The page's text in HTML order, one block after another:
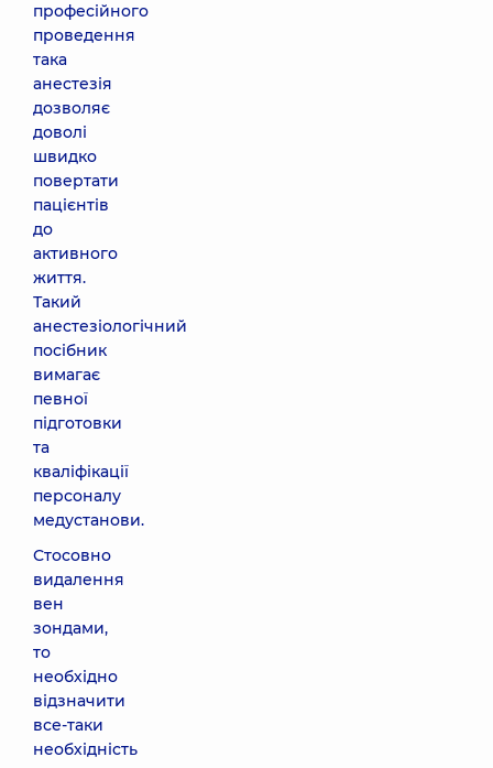
професійного
проведення
така
анестезія
дозволяє
доволі
швидко
повертати
пацієнтів
до
активного
життя.
Такий
анестезіологічний
посібник
вимагає
певної
підготовки
та
кваліфікації
персоналу
медустанови.
Стосовно
видалення
вен
зондами,
то
необхідно
відзначити
все-таки
необхідність